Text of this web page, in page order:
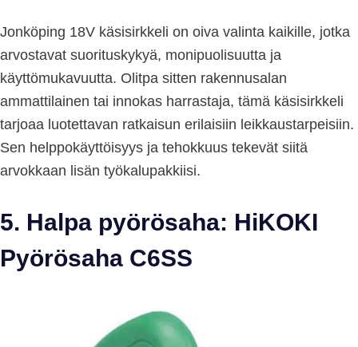
Jonköping 18V käsisirkkeli on oiva valinta kaikille, jotka
arvostavat suorituskykyä, monipuolisuutta ja
käyttömukavuutta. Olitpa sitten rakennusalan
ammattilainen tai innokas harrastaja, tämä käsisirkkeli
tarjoaa luotettavan ratkaisun erilaisiin leikkaustarpeisiin.
Sen helppokäyttöisyys ja tehokkuus tekevät siitä
arvokkaan lisän työkalupakkiisi.
5. Halpa pyörösaha: HiKOKI
Pyörösaha C6SS